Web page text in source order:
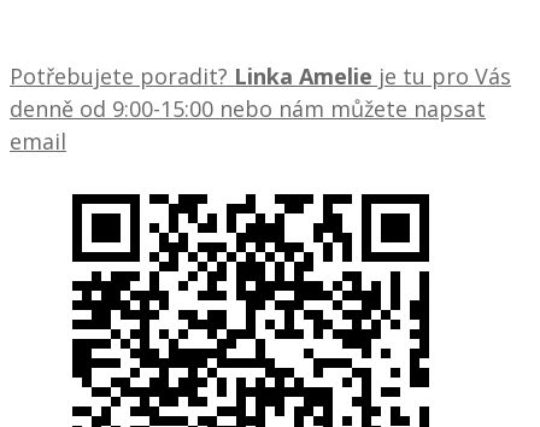
Potřebujete poradit? Linka Amelie je tu pro Vás
denně od 9:00-15:00 nebo nám můžete napsat
email